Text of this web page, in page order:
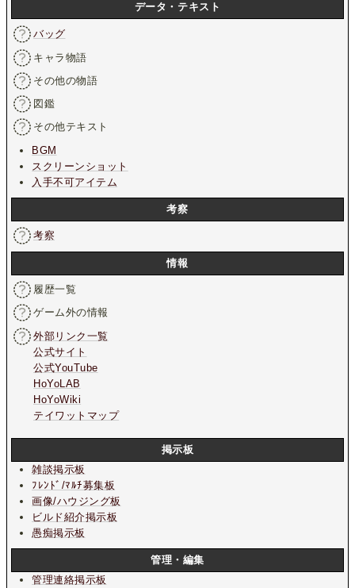
データ・テキスト
バッグ
キャラ物語
その他の物語
図鑑
その他テキスト
BGM
スクリーンショット
入手不可アイテム
考察
考察
情報
履歴一覧
ゲーム外の情報
外部リンク一覧
公式サイト
公式YouTube
HoYoLAB
HoYoWiki
テイワットマップ
掲示板
雑談掲示板
ﾌﾚﾝﾄﾞ/ﾏﾙﾁ募集板
画像/ハウジング板
ビルド紹介掲示板
愚痴掲示板
管理・編集
管理連絡掲示板